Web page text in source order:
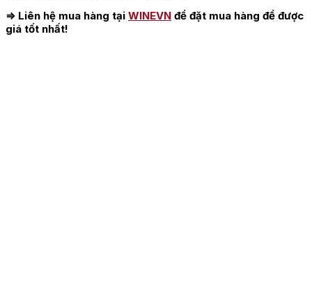
⇒ Liên hệ mua hàng tại WINEVN để đặt mua hàng để được
giá tốt nhất!